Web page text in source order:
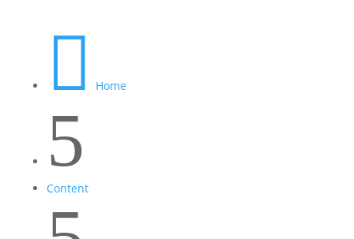
 Home
5
Content